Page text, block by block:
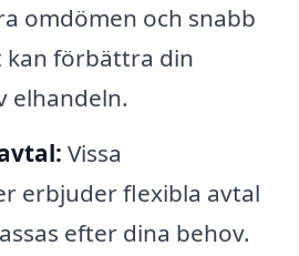
omdömen och snabb
förbättra din
elhandeln.
Vissa
erbjuder flexibla avtal
efter dina behov.